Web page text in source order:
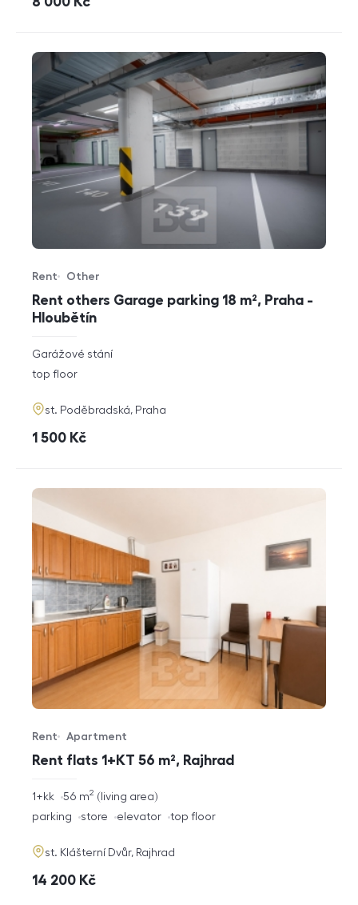
Rent others Garage parking 18 m², Praha -
Hloubětín
Offer type
Rent
Property type
Other
rozměry
disposition
Garážové stání
funkce
top floor
adresa
st. Poděbradská, Praha
cena
1 500 Kč
Rent flats 1+KT 56 m², Rajhrad
Offer type
Rent
Property type
Apartment
rozměry
disposition
1+kk living area
56 m2
funkce
parking store elevator top floor
adresa
st. Klášterní Dvůr, Rajhrad
cena
14 200 Kč